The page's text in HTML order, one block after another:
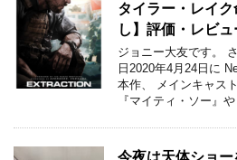
タイラー・レイ
し】評価・レビュ
ジョニー大友です。
日2020年4月24日に
本作、 メインキャス
『マイティ・ソー』
今夜は天体ショ